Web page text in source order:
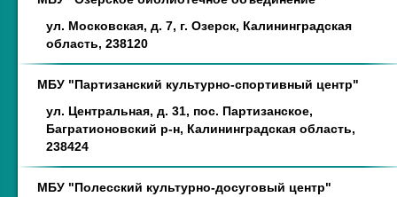
ул. Московская, д. 7, г. Озерск, Калининградская
область, 238120
МБУ "Партизанский культурно-спортивный центр"
ул. Центральная, д. 31, пос. Партизанское,
Багратионовский р-н, Калининградская область,
238424
МБУ "Полесский культурно-досуговый центр"